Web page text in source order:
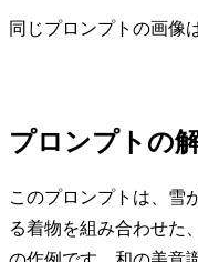
同じプロンプトの画像
プロンプトの
このプロンプトは、雪
る着物を組み合わせた